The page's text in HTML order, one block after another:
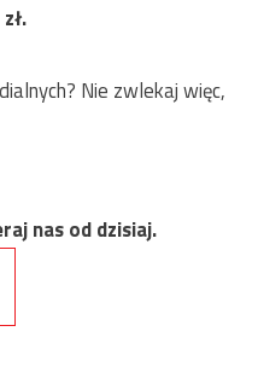
zł.
Nie zwlekaj więc,
nas od dzisiaj.